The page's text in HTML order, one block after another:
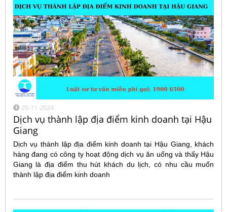
25-11-2024
Dịch vụ thành lập địa điểm kinh doanh tại Hậu
Giang
Dịch vụ thành lập địa điểm kinh doanh tại Hậu Giang, khách
hàng đang có công ty hoạt động dịch vụ ăn uống và thấy Hậu
Giang là địa điểm thu hút khách du lịch, có nhu cầu muốn
thành lập địa điểm kinh doanh